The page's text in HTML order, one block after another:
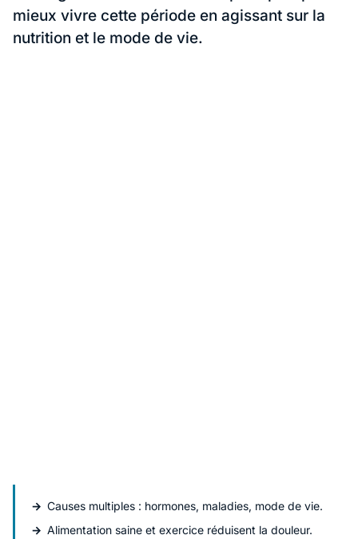
mieux vivre cette période en agissant sur la
nutrition et le mode de vie.
Causes multiples : hormones, maladies, mode de vie.
Alimentation saine et exercice réduisent la douleur.